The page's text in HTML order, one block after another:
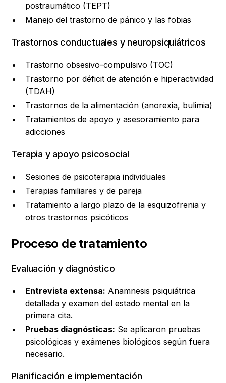
postraumático (TEPT)
Manejo del trastorno de pánico y las fobias
Trastornos conductuales y neuropsiquiátricos
Trastorno obsesivo-compulsivo (TOC)
Trastorno por déficit de atención e hiperactividad
(TDAH)
Trastornos de la alimentación (anorexia, bulimia)
Tratamientos de apoyo y asesoramiento para
adicciones
Terapia y apoyo psicosocial
Sesiones de psicoterapia individuales
Terapias familiares y de pareja
Tratamiento a largo plazo de la esquizofrenia y
otros trastornos psicóticos
Proceso de tratamiento
Evaluación y diagnóstico
Entrevista extensa: Anamnesis psiquiátrica
detallada y examen del estado mental en la
primera cita.
Pruebas diagnósticas: Se aplicaron pruebas
psicológicas y exámenes biológicos según fuera
necesario.
Planificación e implementación